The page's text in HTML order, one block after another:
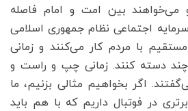
می‌خواهند بین امت و امام فاصله
سرمایه اجتماعی نظام جمهوری اسلامی
با مردم کار می‌کنند و زمانی
دسته کنند. زمانی چپ و راست و
اگر بخواهیم مثالی بزنیم، ما
در فوتبال داریم که با هم باید